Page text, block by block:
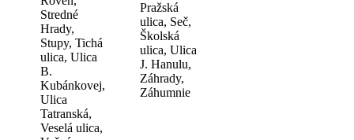
Stredné
Hrady,
Stupy, Tichá
ulica, Ulica
B.
Kubánkovej,
Ulica
Tatranská,
Veselá ulica,
Pražská
ulica, Seč,
Školská
ulica, Ulica
J. Hanulu,
Záhrady,
Záhumnie